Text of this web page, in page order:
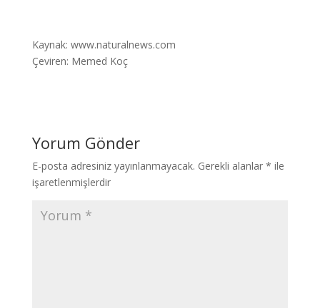
Kaynak: www.naturalnews.com
Çeviren: Memed Koç
Yorum Gönder
E-posta adresiniz yayınlanmayacak. Gerekli alanlar * ile
işaretlenmişlerdir